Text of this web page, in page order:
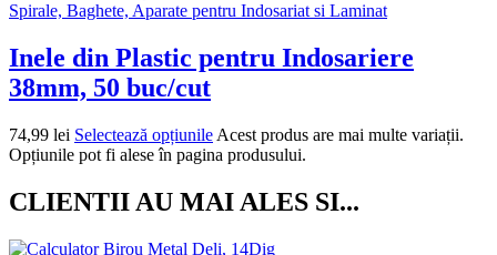
Spirale, Baghete, Aparate pentru Indosariat si Laminat
Inele din Plastic pentru Indosariere
38mm, 50 buc/cut
74,99 lei Selectează opțiunile Acest produs are mai multe variații.
Opțiunile pot fi alese în pagina produsului.
CLIENTII AU MAI ALES SI...